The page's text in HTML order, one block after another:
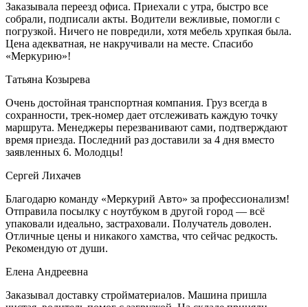
Заказывала переезд офиса. Приехали с утра, быстро все
собрали, подписали акты. Водители вежливые, помогли с
погрузкой. Ничего не повредили, хотя мебель хрупкая была.
Цена адекватная, не накручивали на месте. Спасибо
«Меркурию»!
Татьяна Козырева
Очень достойная транспортная компания. Груз всегда в
сохранности, трек-номер дает отслеживать каждую точку
маршрута. Менеджеры перезванивают сами, подтверждают
время приезда. Последний раз доставили за 4 дня вместо
заявленных 6. Молодцы!
Сергей Лихачев
Благодарю команду «Меркурий Авто» за профессионализм!
Отправила посылку с ноутбуком в другой город — всё
упаковали идеально, застраховали. Получатель доволен.
Отличные цены и никакого хамства, что сейчас редкость.
Рекомендую от души.
Елена Андреевна
Заказывал доставку стройматериалов. Машина пришла